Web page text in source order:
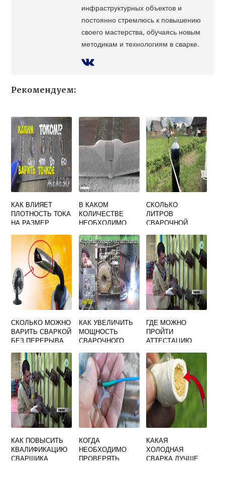
инфраструктурных объектов и
постоянно стремлюсь к повышению
своего мастерства, обучаясь новым
методикам и технологиям в сварке.
Рекомендуем:
КАК ВЛИЯЕТ
ПЛОТНОСТЬ ТОКА
НА РАЗМЕР
РУЧНОЙ ДУГОВОЙ
СВАРКЕ
В КАКОМ
КОЛИЧЕСТВЕ
НЕОБХОДИМО
СВАРЩИКУ
ЭЛЕКТРОДЫ И
СВАРОЧНУЮ
ПРОВОЛОКУ
СКОЛЬКО
ЛИТРОВ
СВАРОЧНОЙ
БАЛЛОНЕ
СКОЛЬКО МОЖНО
ВАРИТЬ СВАРКОЙ
БЕЗ ПЕРЕРЫВА
КАК УВЕЛИЧИТЬ
МОЩНОСТЬ
СВАРОЧНОГО
А
ГДЕ МОЖНО
ПРОЙТИ
АТТЕСТАЦИЮ
КАК ПОВЫСИТЬ
КВАЛИФИКАЦИЮ
СВАРЩИКА
КОГДА
НЕОБХОДИМО
ПРОВЕРЯТЬ
КАКАЯ
ХОЛОДНАЯ
СВАРКА ЛУЧШЕ